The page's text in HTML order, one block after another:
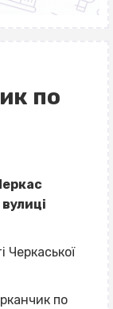
по
Черкаської
по